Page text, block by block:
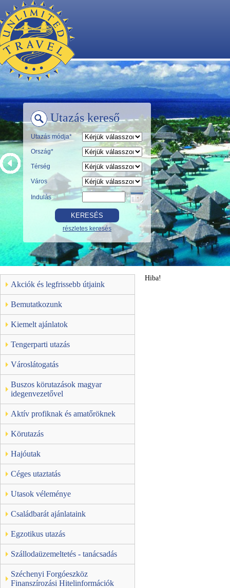
Utazás kereső
Utazás módja*
Ország*
Térség
Város
Indulás
részletes keresés
Akciók és legfrissebb útjaink
Bemutatkozunk
Kiemelt ajánlatok
Tengerparti utazás
Városlátogatás
Buszos körutazások magyar
idegenvezetővel
Aktív profiknak és amatőröknek
Körutazás
Hajóutak
Céges utaztatás
Utasok véleménye
Családbarát ajánlataink
Egzotikus utazás
Szállodaüzemeltetés - tanácsadás
Széchenyi Forgóeszköz
Finanszírozási Hitelinformációk
Hiba!